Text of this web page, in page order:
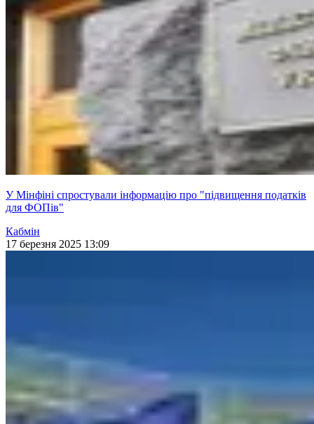
У Мінфіні спростували інформацію про "підвищення податків
для ФОПів"
Кабмін
17 березня 2025 13:09